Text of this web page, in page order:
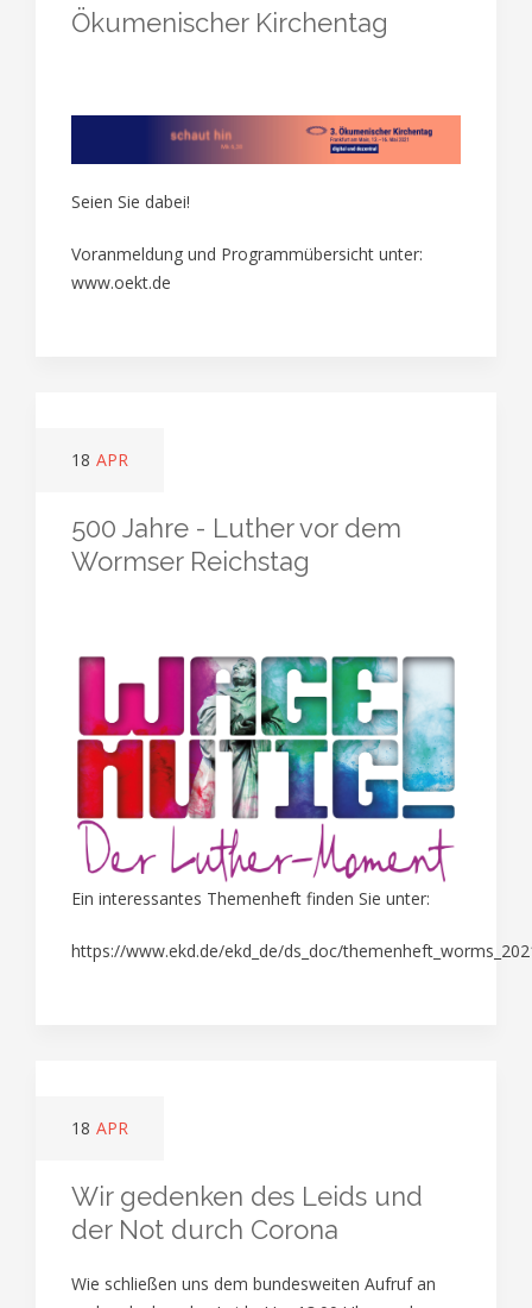
Ökumenischer Kirchentag
Seien Sie dabei!
Voranmeldung und Programmübersicht unter:
www.oekt.de
18 APR
500 Jahre - Luther vor dem
Wormser Reichstag
Ein interessantes Themenheft finden Sie unter:
https://www.ekd.de/ekd_de/ds_doc/
18 APR
Wir gedenken des Leids und
der Not durch Corona
Wie schließen uns dem bundesweiten Aufruf an